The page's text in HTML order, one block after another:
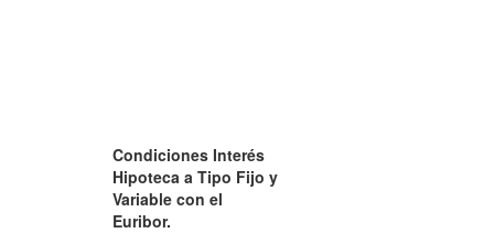
Condiciones Interés
Hipoteca a Tipo Fijo y
Variable con el
Euribor.